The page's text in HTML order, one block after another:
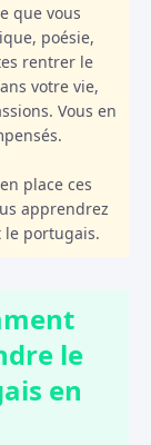
que vous
poésie,
rentrer le
votre vie,
Vous en
place ces
apprendrez
portugais.
le
en